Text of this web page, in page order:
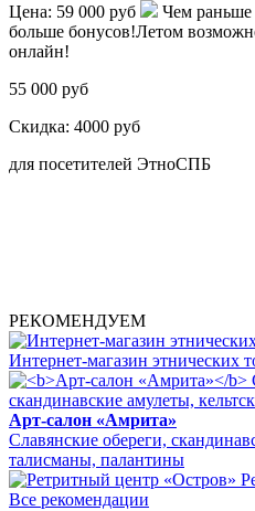
Цена: 59 000 руб
Чем раньше
больше бонусов!Летом
онлайн!
55 000 руб
Скидка: 4000 руб
для посетителей ЭтноСПБ
РЕКОМЕНДУЕМ
Интернет-магазин этнических
Арт-салон «Амрита»
Славянские обереги,
талисманы, палантины
Все рекомендации